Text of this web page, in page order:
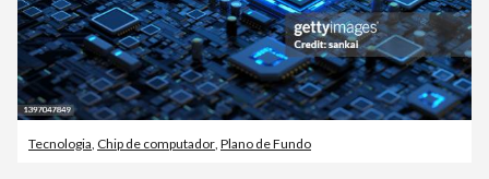
Tecnologia Chip de computador Plano de Fundo